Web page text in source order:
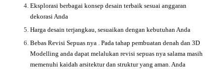
Eksplorasi berbagai konsep desain terbaik sesuai anggaran
dekorasi Anda
Harga desain terjangkau, sesuaikan dengan kebutuhan Anda
Bebas Revisi Sepuas nya .Pada tahap pembuatan denah dan 3D
Modelling anda dapat melalukan revisi sepuas nya salama masih
memenuhi kaidah arsitektur dan struktur yang aman. Anda